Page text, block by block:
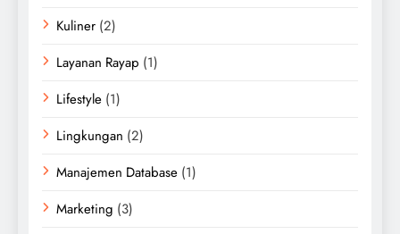
Kuliner (2)
Layanan Rayap (1)
Lifestyle (1)
Lingkungan (2)
Manajemen Database (1)
Marketing (3)